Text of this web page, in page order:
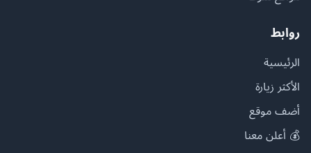
روابط
الرئيسية
الأكثر زيارة
أضف موقع
💰 أعلن معنا